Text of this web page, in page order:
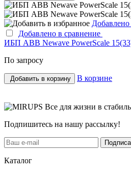
Добавлено в сравнение
ИБП ABB Newave PowerScale
По запросу
Добавить в корзину В корзине
Все для жизни в
Подпишитесь на нашу рассылку!
Каталог